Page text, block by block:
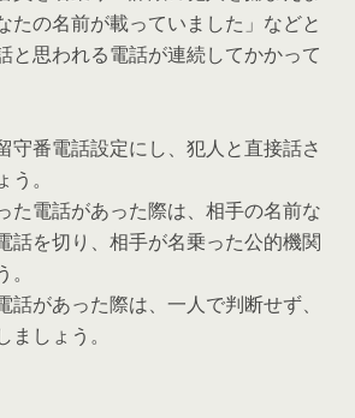
たの名前が載っていました」などと
と思われる電話が連続してかかって
守番電話設定にし、犯人と直接話さ
。
た電話があった際は、相手の名前な
話を切り、相手が名乗った公的機関
話があった際は、一人で判断せず、
しょう。